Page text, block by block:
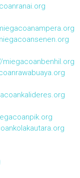
miegacoanbenhil.org